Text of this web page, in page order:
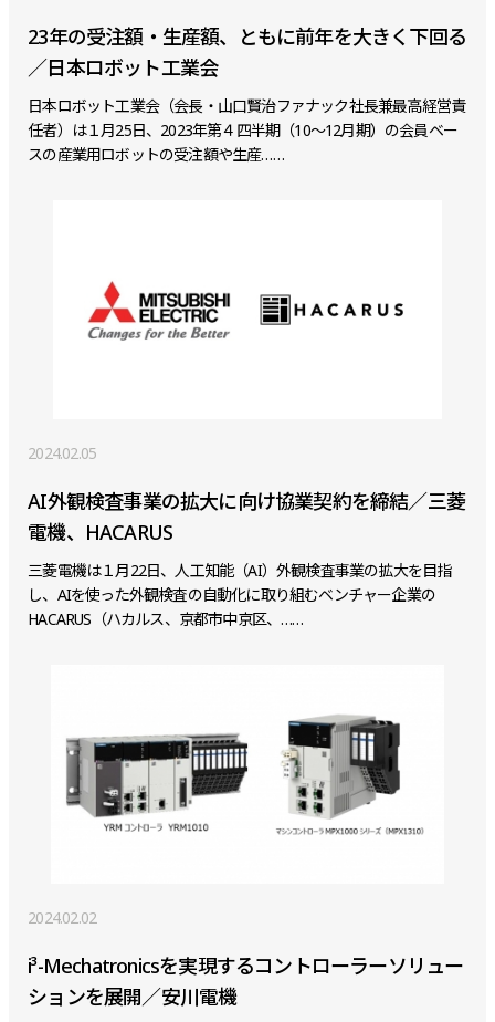
23年の受注額・生産額、ともに前年を大きく下回る
／日本ロボット工業会
日本ロボット工業会（会長・山口賢治ファナック社長兼最高経営責
任者）は１月25日、2023年第４四半期（10～12月期）の会員ベー
スの産業用ロボットの受注額や生産……
2024.02.05
AI外観検査事業の拡大に向け協業契約を締結／三菱
電機、HACARUS
三菱電機は１月22日、人工知能（AI）外観検査事業の拡大を目指
し、AIを使った外観検査の自動化に取り組むベンチャー企業の
HACARUS（ハカルス、京都市中京区、……
2024.02.02
i³-Mechatronicsを実現するコントローラーソリュー
ションを展開／安川電機